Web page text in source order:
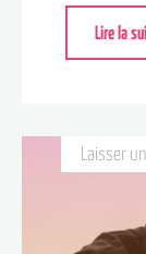
Lire la
Laisser